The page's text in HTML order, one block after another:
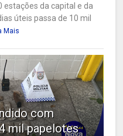
estações da capital e da
úteis passa de 10 mil
Mais
com
mil papelotes